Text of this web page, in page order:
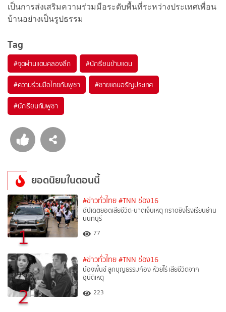
เป็นการส่งเสริมความร่วมมือระดับพื้นที่ระหว่างประเทศเพื่อน
บ้านอย่างเป็นรูปธรรม
Tag
#จุดผ่านแดนคลองลึก #นักเรียนข้ามแดน
#ความร่วมมือไทยกัมพูชา #ชายแดนอรัญประเทศ
#นักเรียนกัมพูชา
ยอดนิยมในตอนนี้
1
#ข่าวทั่วไทย #TNN ช่อง16
อัปเดตยอดเสียชีวิต-บาดเจ็บเหตุ กราดยิงโรงเรียนย่าน
นนทบุรี
77
2
#ข่าวทั่วไทย #TNN ช่อง16
น้องพั้นช์ ลูกบุญธรรมก้อง ห้วยไร่ เสียชีวิตจาก
อุบัติเหตุ
223